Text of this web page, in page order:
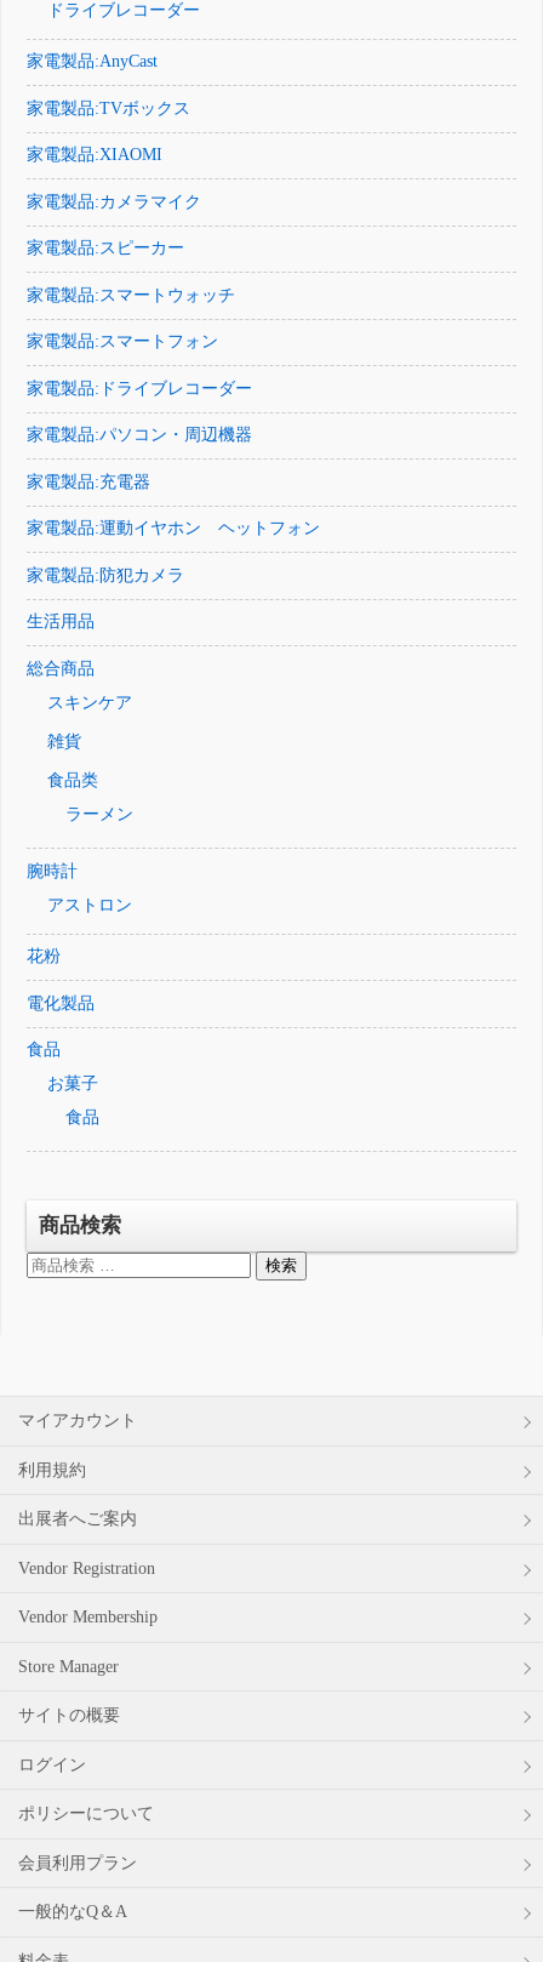
ドライブレコーダー
家電製品:AnyCast
家電製品:TVボックス
家電製品:XIAOMI
家電製品:カメラマイク
家電製品:スピーカー
家電製品:スマートウォッチ
家電製品:スマートフォン
家電製品:ドライブレコーダー
家電製品:パソコン・周辺機器
家電製品:充電器
家電製品:運動イヤホン ヘットフォン
家電製品:防犯カメラ
生活用品
総合商品
スキンケア
雑貨
食品类
ラーメン
腕時計
アストロン
花粉
電化製品
食品
お菓子
食品
商品検索
検
検索
マイアカウント
利用規約
出展者へご案内
Vendor Registration
Vendor Membership
Store Manager
サイトの概要
ログイン
ポリシーについて
会員利用プラン
一般的なQ＆A